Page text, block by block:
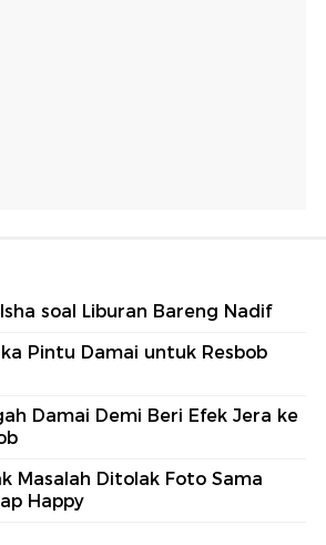
soal Liburan Bareng Nadif
Pintu Damai untuk Resbob
Damai Demi Beri Efek Jera ke
Masalah Ditolak Foto Sama
Happy